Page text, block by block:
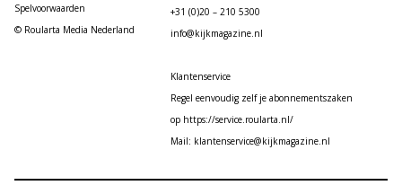
Spelvoorwaarden
© Roularta Media Nederland
+31 (0)20 – 210 5300
info@kijkmagazine.nl
Klantenservice
Regel eenvoudig zelf je abonnementszaken
op https://service.roularta.nl/
Mail: klantenservice@kijkmagazine.nl